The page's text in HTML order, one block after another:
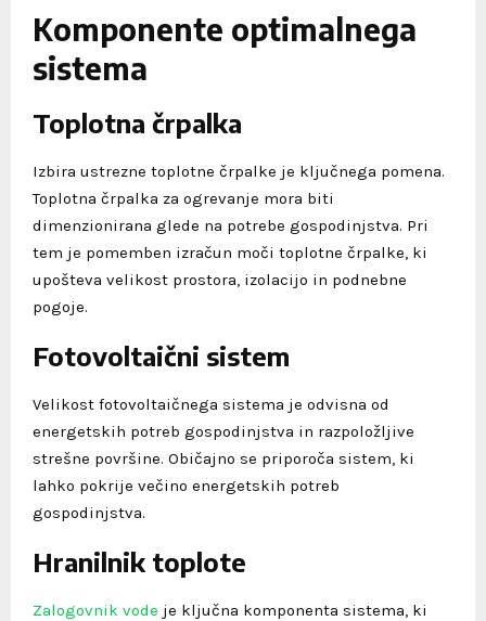
Komponente optimalnega
sistema
Toplotna črpalka
Izbira ustrezne toplotne črpalke je ključnega pomena.
Toplotna črpalka za ogrevanje mora biti
dimenzionirana glede na potrebe gospodinjstva. Pri
tem je pomemben izračun moči toplotne črpalke, ki
upošteva velikost prostora, izolacijo in podnebne
pogoje.
Fotovoltaični sistem
Velikost fotovoltaičnega sistema je odvisna od
energetskih potreb gospodinjstva in razpoložljive
strešne površine. Običajno se priporoča sistem, ki
lahko pokrije večino energetskih potreb
gospodinjstva.
Hranilnik toplote
Zalogovnik vode je ključna komponenta sistema, ki